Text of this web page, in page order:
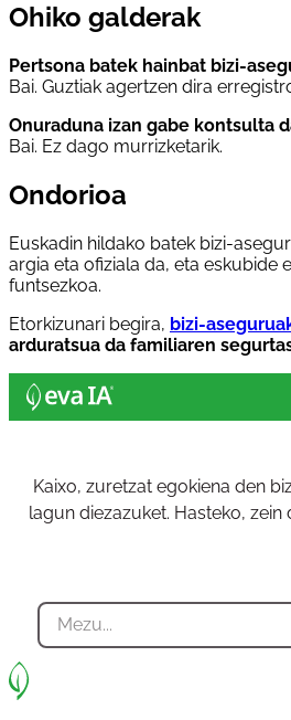
Ohiko galderak
Pertsona batek hainbat bizi-
Bai. Guztiak agertzen dira
Onuraduna izan gabe kontsulta
Bai. Ez dago murrizketarik.
Ondorioa
Euskadin hildako batek bizi-
argia eta ofiziala da, eta eskubide
funtsezkoa.
Etorkizunari begira, bizi-
arduratsua da familiaren
Kaixo, zuretzat egokiena den
lagun diezazuket. Hasteko,